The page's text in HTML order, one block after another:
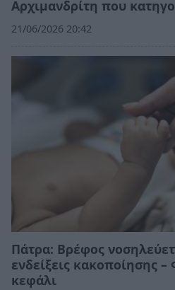
Αρχιμανδρίτη που
21/06/2026 20:42
Πάτρα: Βρέφος
ενδείξεις κακοποίησης
κεφάλι